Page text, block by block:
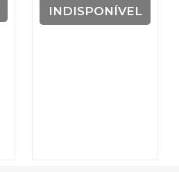
INDISPONÍVEL